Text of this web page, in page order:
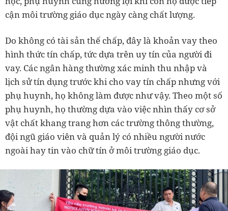
cận môi trường giáo dục ngày càng chất lượng.
Do không có tài sản thế chấp, đây là khoản vay theo
hình thức tín chấp, tức dựa trên uy tín của người đi
vay. Các ngân hàng thường xác minh thu nhập và
lịch sử tín dụng trước khi cho vay tín chấp nhưng với
phụ huynh, họ không làm được như vậy. Theo một số
phụ huynh, họ thường dựa vào việc nhìn thấy cơ sở
vật chất khang trang hơn các trường thông thường,
đội ngũ giáo viên và quản lý có nhiều người nước
ngoài hay tin vào chữ tín ở môi trường giáo dục.